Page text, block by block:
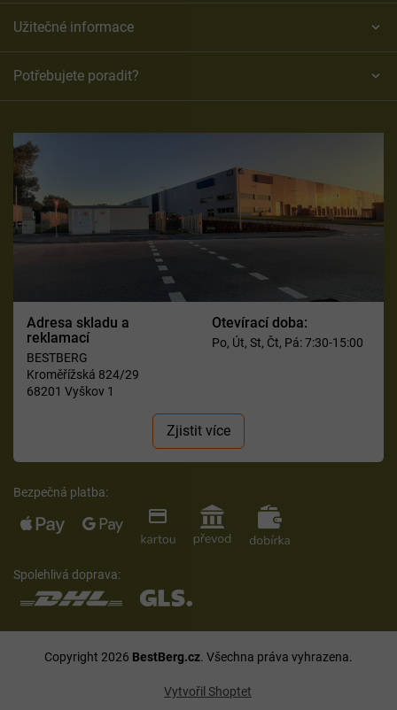
Užitečné informace
Potřebujete poradit?
Adresa skladu a
reklamací
BESTBERG
Kroměřížská 824/29
68201 Vyškov 1
Otevírací doba:
Po, Út, St, Čt, Pá: 7:30-15:00
Zjistit více
Bezpečná platba:
Spolehlivá doprava:
Vytvořil Shoptet
Copyright 2026 BestBerg.cz. Všechna práva vyhrazena.